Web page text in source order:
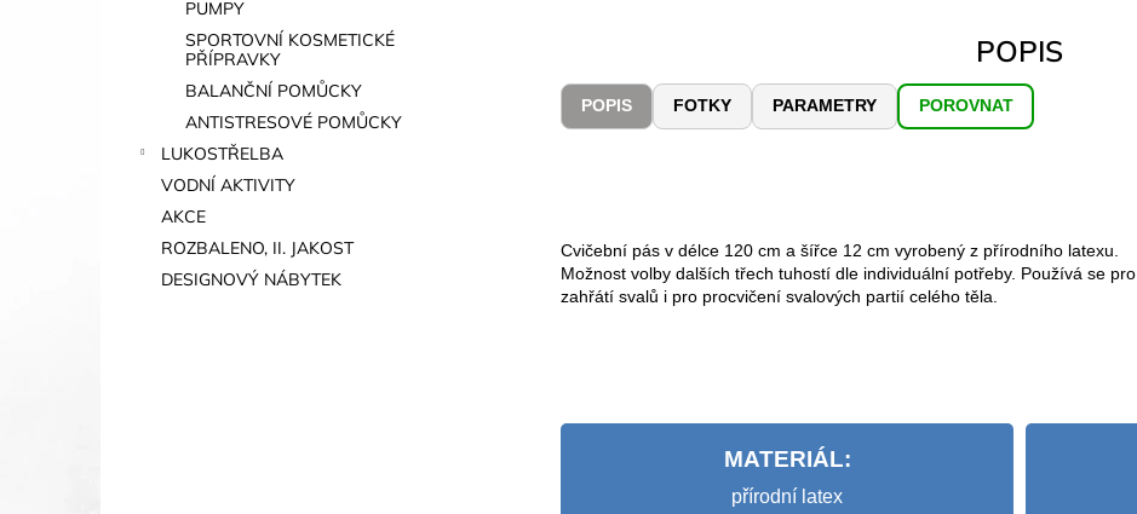
PUMPY
SPORTOVNÍ KOSMETICKÉ
PŘÍPRAVKY
BALANČNÍ POMŮCKY
ANTISTRESOVÉ POMŮCKY
LUKOSTŘELBA
VODNÍ AKTIVITY
AKCE
ROZBALENO, II. JAKOST
DESIGNOVÝ NÁBYTEK
POPIS
POPIS FOTKY PARAMETRY POROVNAT
Cvičební pás v délce 120 cm a šířce 12 cm vyrobený z přírodního latexu.
Možnost volby dalších třech tuhostí dle individuální potřeby. Používá se pro
zahřátí svalů i pro procvičení svalových partií celého těla.
MATERIÁL:
přírodní latex